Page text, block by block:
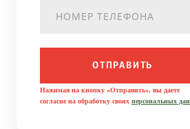
ОТПРАВИТЬ
Нажимая на кнопку «Отправить», вы даете
согласие на обработку своих персональных